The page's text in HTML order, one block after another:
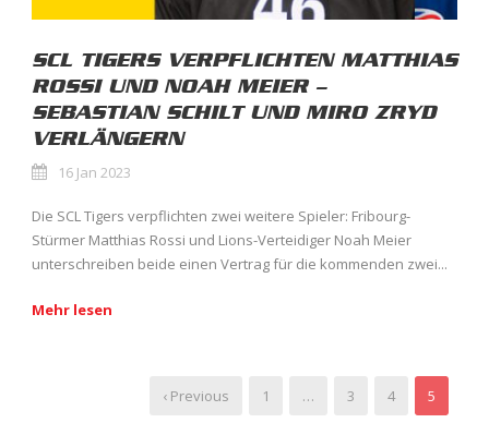
SCL TIGERS VERPFLICHTEN MATTHIAS
ROSSI UND NOAH MEIER –
SEBASTIAN SCHILT UND MIRO ZRYD
VERLÄNGERN
16 Jan 2023
Die SCL Tigers verpflichten zwei weitere Spieler: Fribourg-
Stürmer Matthias Rossi und Lions-Verteidiger Noah Meier
unterschreiben beide einen Vertrag für die kommenden zwei...
Mehr lesen
‹ Previous 1 … 3 4 5